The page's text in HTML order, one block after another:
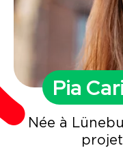
Pia
Née à